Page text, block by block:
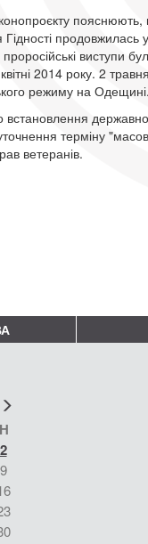
Гідності продовжилась
виступи
квітні 2014 року. 2
режиму на Одещині.
встановлення
терміну
ветеранів.
Попер
Н
2
9